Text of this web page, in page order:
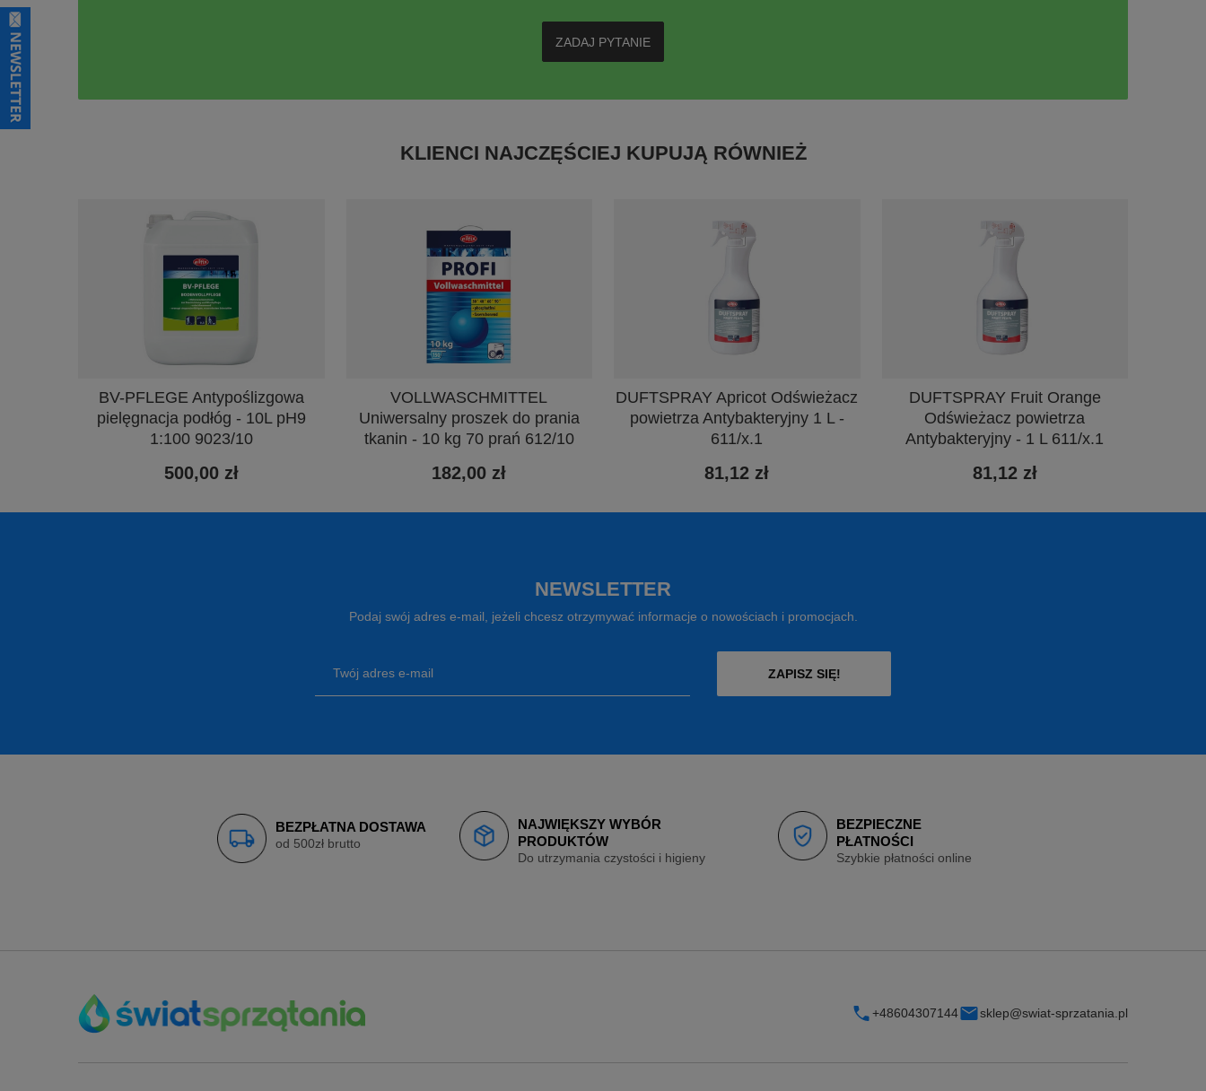
ZADAJ PYTANIE
KLIENCI NAJCZĘŚCIEJ KUPUJĄ RÓWNIEŻ
BV-PFLEGE Antypoślizgowa
pielęgnacja podłóg - 10L pH9
1:100 9023/10
500,00 zł
VOLLWASCHMITTEL
Uniwersalny proszek do prania
tkanin - 10 kg 70 prań 612/10
182,00 zł
DUFTSPRAY Apricot Odświeżacz
powietrza Antybakteryjny 1 L -
611/x.1
81,12 zł
DUFTSPRAY Fruit Orange
Odświeżacz powietrza
Antybakteryjny - 1 L 611/x.1
81,12 zł
NEWSLETTER
Podaj swój adres e-mail, jeżeli chcesz otrzymywać informacje o nowościach i promocjach.
Twój adres e-mail ZAPISZ SIĘ!
BEZPŁATNA DOSTAWA
od 500zł brutto
NAJWIĘKSZY WYBÓR
PRODUKTÓW
Do utrzymania czystości i higieny
BEZPIECZNE
PŁATNOŚCI
Szybkie płatności online
+48604307144 sklep@swiat-sprzatania.pl